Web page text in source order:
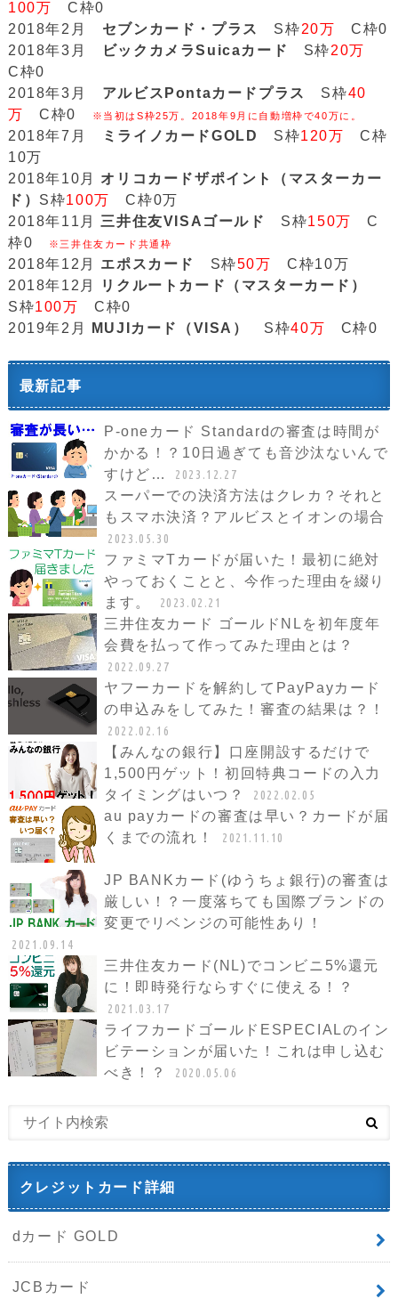
100万 C枠0
2018年2月 セブンカード・プラス S枠20万 C枠0
2018年3月
ビックカメラSuicaカード S枠20万
C枠0
2018年3月 アルビスPontaカードプラス S枠40
万 C枠0 ※当初はS枠25万。2018年9月に自動増枠で40万に。
2018年7月 ミライノカードGOLD S枠120万 C枠
10万
2018年10月 オリコカードザポイント（マスターカー
ド） S枠100万
C枠0万
2018年11月 三井住友VISAゴールド S枠150万
C
枠0
※三井住友カード共通枠
2018年12月 エポスカード S枠50万 C枠10万
2018年12月
リクルートカード（マスターカード）
S枠100万 C枠0
2019年2月
MUJIカード（VISA） S枠40万 C枠0
最新記事
P-oneカード Standardの審査は時間が
かかる！？10日過ぎても音沙汰ないんで
すけど…
2023.12.27
スーパーでの決済方法はクレカ？それと
もスマホ決済？アルビスとイオンの場合
2023.05.30
ファミマTカードが届いた！最初に絶対
やっておくことと、今作った理由を綴り
ます。
2023.02.21
三井住友カード ゴールドNLを初年度年
会費を払って作ってみた理由とは？
2022.09.27
ヤフーカードを解約してPayPayカード
の申込みをしてみた！審査の結果は？！
2022.02.16
【みんなの銀行】口座開設するだけで
1,500円ゲット！初回特典コードの入力
タイミングはいつ？
2022.02.05
au payカードの審査は早い？カードが届
くまでの流れ！
2021.11.10
JP BANKカード(ゆうちょ銀行)の審査は
厳しい！？一度落ちても国際ブランドの
変更でリベンジの可能性あり！
2021.09.14
三井住友カード(NL)でコンビニ5%還元
に！即時発行ならすぐに使える！？
2021.03.17
ライフカードゴールドESPECIALのイン
ビテーションが届いた！これは申し込む
べき！？
2020.05.06
クレジットカード詳細
dカード GOLD
JCBカード